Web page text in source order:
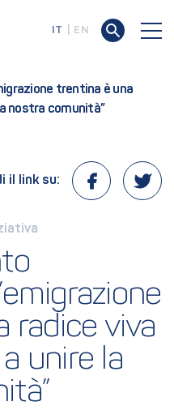
IT EN
trentina è una
nostra comunità”
il link su:
radice viva
unire la